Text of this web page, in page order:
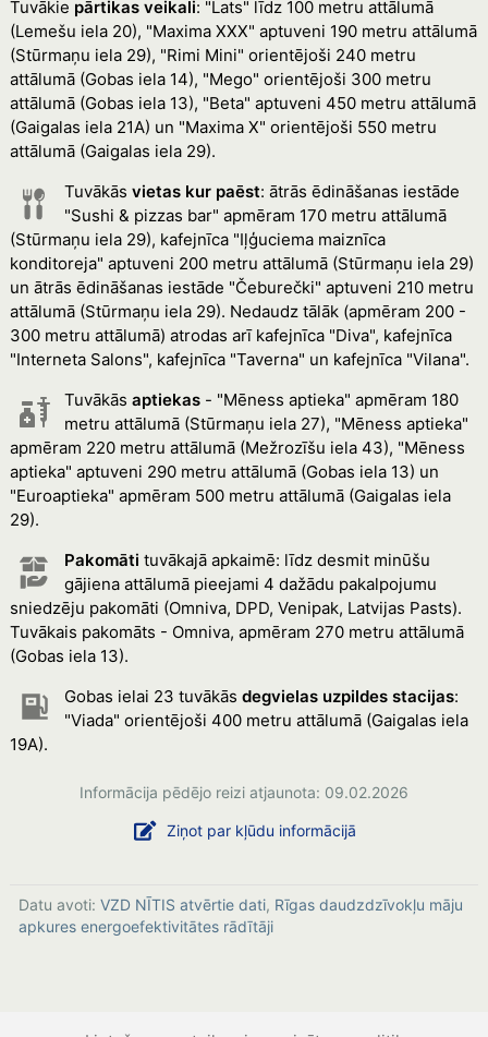
Tuvākie pārtikas veikali: "Lats" līdz 100 metru attālumā
(Lemešu iela 20), "Maxima XXX" aptuveni 190 metru attālumā
(Stūrmaņu iela 29), "Rimi Mini" orientējoši 240 metru
attālumā (Gobas iela 14), "Mego" orientējoši 300 metru
attālumā (Gobas iela 13), "Beta" aptuveni 450 metru attālumā
(Gaigalas iela 21A) un "Maxima X" orientējoši 550 metru
attālumā (Gaigalas iela 29).
Tuvākās vietas kur paēst: ātrās ēdināšanas iestāde
"Sushi & pizzas bar" apmēram 170 metru attālumā
(Stūrmaņu iela 29), kafejnīca "Iļģuciema maiznīca
konditoreja" aptuveni 200 metru attālumā (Stūrmaņu iela 29)
un ātrās ēdināšanas iestāde "Čeburečki" aptuveni 210 metru
attālumā (Stūrmaņu iela 29). Nedaudz tālāk (apmēram 200 -
300 metru attālumā) atrodas arī kafejnīca "Diva", kafejnīca
"Interneta Salons", kafejnīca "Taverna" un kafejnīca "Vilana".
Tuvākās aptiekas- "Mēness aptieka" apmēram 180
metru attālumā (Stūrmaņu iela 27), "Mēness aptieka"
apmēram 220 metru attālumā (Mežrozīšu iela 43), "Mēness
aptieka" aptuveni 290 metru attālumā (Gobas iela 13) un
"Euroaptieka" apmēram 500 metru attālumā (Gaigalas iela
29).
Pakomāti tuvākajā apkaimē: līdz desmit minūšu
gājiena attālumā pieejami 4 dažādu pakalpojumu
sniedzēju pakomāti (Omniva, DPD, Venipak, Latvijas Pasts).
Tuvākais pakomāts - Omniva, apmēram 270 metru attālumā
(Gobas iela 13).
Gobas ielai 23 tuvākās degvielas uzpildes stacijas:
"Viada" orientējoši 400 metru attālumā (Gaigalas iela
19A).
Informācija pēdējo reizi atjaunota: 09.02.2026
Ziņot par kļūdu informācijā
Datu avoti: VZD NĪTIS atvērtie dati, Rīgas daudzdzīvokļu māju
apkures energoefektivitātes rādītāji